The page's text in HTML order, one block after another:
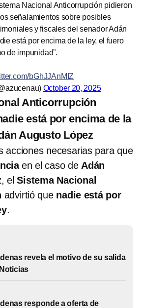
Nacional Anticorrupción pidieron
señalamientos sobre posibles
y fiscales del senador Adán
está por encima de la ley, el fuero
de impunidad”.
bGhJJAnMIZ
October 20, 2025
Anticorrupción
está por encima de la
Augusto López
acciones necesarias para que
en el caso de Adán
, elSistema Nacional
advirtió que nadie está por
.
revela el motivo de su salida
responde a oferta de